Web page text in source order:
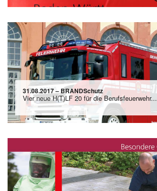
31.08.2017 – BRANDSchutz
Vier neue H(T)LF 20 für die Berufsfeuerwehr...